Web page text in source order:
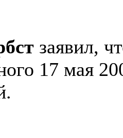
заявил,
17 мая